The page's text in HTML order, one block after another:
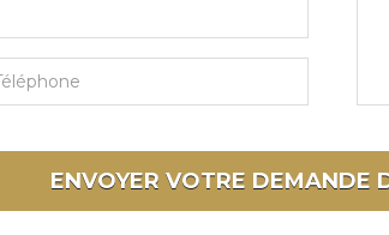
ENVOYER VOTRE DEMANDE